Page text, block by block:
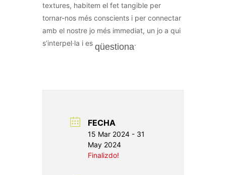
textures, habitem el fet tangible per
tornar-nos més conscients i per connectar
amb el nostre jo més immediat, un jo a qui
s’interpel·la i es qüestiona.
FECHA
15 Mar 2024 - 31
May 2024
Finalizdo!